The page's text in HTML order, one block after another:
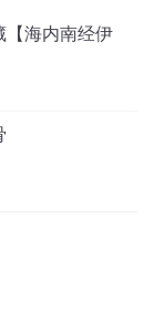
出其间。在高柳
光，处河大泽，二
在大泽东。 夷人
【海内南经伊